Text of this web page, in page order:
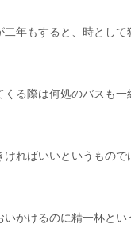
年もすると、時とし
る際は何処のバスも一
ればいいというもの
かけるのに精一杯とい